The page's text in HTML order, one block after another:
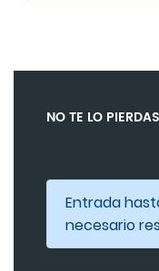
NO TE LO PIERDAS
Entrada
necesario